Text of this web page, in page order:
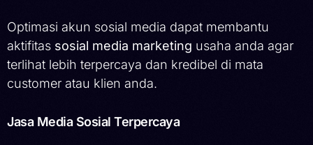
Optimasi akun sosial media dapat membantu
aktifitas sosial media marketing usaha anda agar
terlihat lebih terpercaya dan kredibel di mata
customer atau klien anda.
Jasa Media Sosial Terpercaya